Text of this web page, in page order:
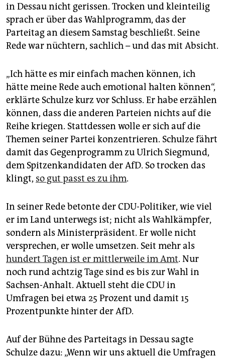
in Dessau nicht gerissen. Trocken und kleinteilig
sprach er über das Wahlprogramm, das der
Parteitag an diesem Samstag beschließt. Seine
Rede war nüchtern, sachlich – und das mit Absicht.
„Ich hätte es mir einfach machen können, ich
hätte meine Rede auch emotional halten können“,
erklärte Schulze kurz vor Schluss. Er habe erzählen
können, dass die anderen Parteien nichts auf die
Reihe kriegen. Stattdessen wolle er sich auf die
Themen seiner Partei konzentrieren. Schulze fährt
damit das Gegenprogramm zu Ulrich Siegmund,
dem Spitzenkandidaten der AfD. So trocken das
klingt, so gut passt es zu ihm.
In seiner Rede betonte der CDU-Politiker, wie viel
er im Land unterwegs ist; nicht als Wahlkämpfer,
sondern als Ministerpräsident. Er wolle nicht
versprechen, er wolle umsetzen. Seit mehr als
hundert Tagen ist er mittlerweile im Amt. Nur
noch rund achtzig Tage sind es bis zur Wahl in
Sachsen-Anhalt. Aktuell steht die CDU in
Umfragen bei etwa 25 Prozent und damit 15
Prozentpunkte hinter der AfD.
Auf der Bühne des Parteitags in Dessau sagte
Schulze dazu: „Wenn wir uns aktuell die Umfragen